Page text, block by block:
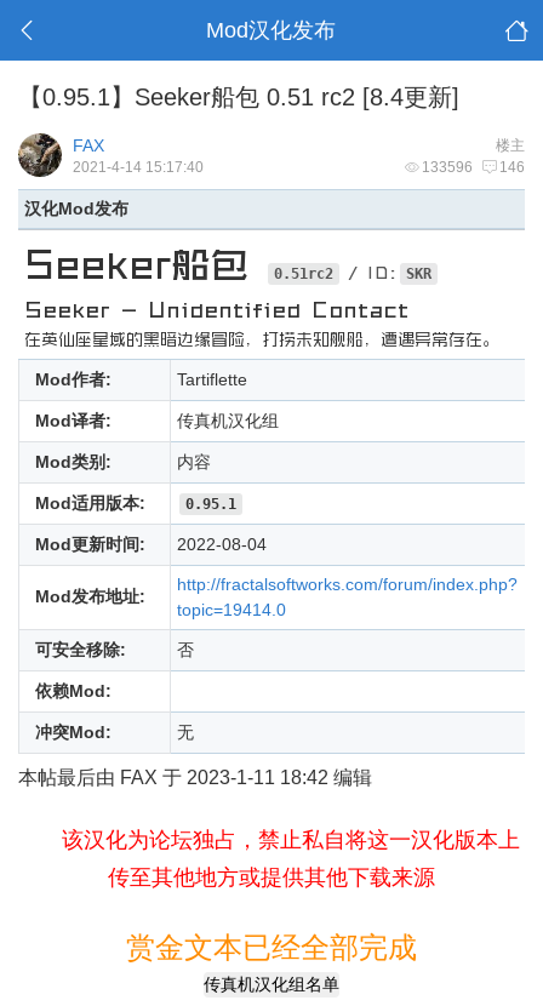
Mod汉化发布
【0.95.1】Seeker船包 0.51 rc2 [8.4更新]
楼主
FAX
133596 146
2021-4-14 15:17:40
汉化Mod发布
Seeker船包 0.51rc2 / ID: SKR
Seeker - Unidentified Contact
在英仙座星域的黑暗边缘冒险，打捞未知舰船，遭遇异常存在。
Mod作者: Tartiflette
Mod译者: 传真机汉化组
Mod类别: 内容
Mod适用版本: 0.95.1
Mod更新时间: 2022-08-04
Mod发布地址:
http://fractalsoftworks.com/forum/index.php?
topic=19414.0
可安全移除: 否
依赖Mod:
冲突Mod: 无
本帖最后由 FAX 于 2023-1-11 18:42 编辑
该汉化为论坛独占，禁止私自将这一汉化版本上
传至其他地方或提供其他下载来源
赏金文本已经全部完成
传真机汉化组名单